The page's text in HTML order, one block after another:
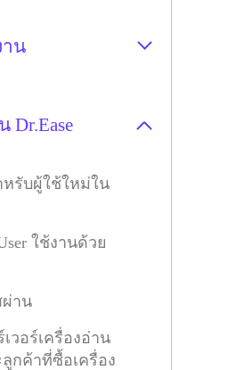
น
Dr.Ease
หรับผู้ใช้ใหม่ใน
ใช้งานด้วย
ผ่าน
วอร์เครื่องอ่าน
กค้าที่ซื้อเครื่อง